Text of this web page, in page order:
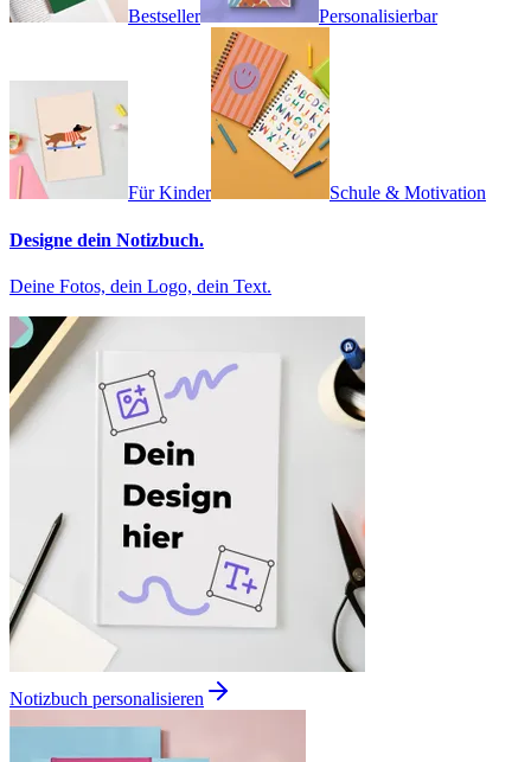
Bestseller Personalisierbar
Für Kinder Schule & Motivation
Designe dein Notizbuch.
Deine Fotos, dein Logo, dein Text.
Notizbuch personalisieren